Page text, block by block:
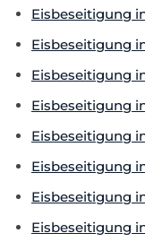
Eisbeseitigung
Eisbeseitigung
Eisbeseitigung
Eisbeseitigung
Eisbeseitigung
Eisbeseitigung
Eisbeseitigung
Eisbeseitigung